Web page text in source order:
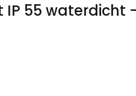
IP 55 waterdicht